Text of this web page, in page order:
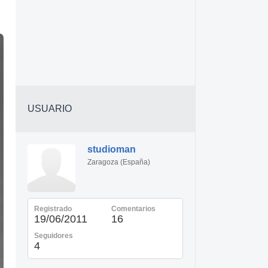
USUARIO
studioman
Zaragoza (España)
Registrado
19/06/2011
Comentarios
16
Seguidores
4